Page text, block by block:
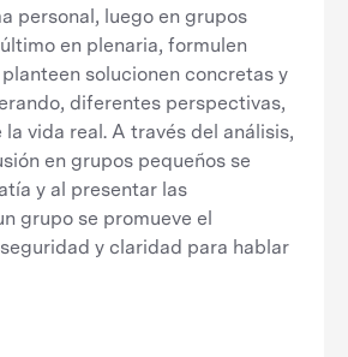
personal, luego en grupos
en plenaria, formulen
solucionen concretas y
diferentes perspectivas,
vida real. A través del análisis,
en grupos pequeños se
y al presentar las
grupo se promueve el
y claridad para hablar